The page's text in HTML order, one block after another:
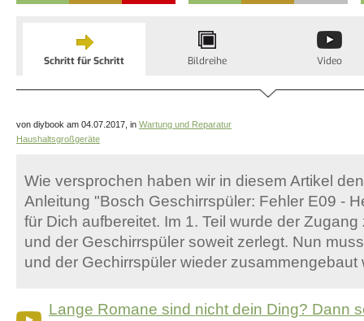
Schritt für Schritt Bildreihe Video
von diybook am 04.07.2017, in Wartung und Reparatur
Haushaltsgroßgeräte
Wie versprochen haben wir in diesem Artikel
Anleitung "Bosch Geschirrspüler: Fehler E09 -
für Dich aufbereitet. Im 1. Teil wurde der
und der Geschirrspüler soweit zerlegt. Nun
und der Gechirrspüler wieder zusammengebaut
Lange Romane sind nicht dein Ding? Dann